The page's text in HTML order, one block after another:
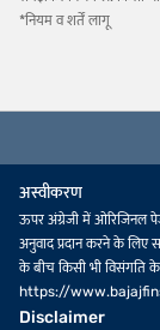
*नियम व शर्तें लागू
अस्वीकरण
ऊपर अंग्रेजी में ओरिजिनल
अनुवाद प्रदान करने के लिए
के बीच किसी भी विसंगति
https://
Disclaimer